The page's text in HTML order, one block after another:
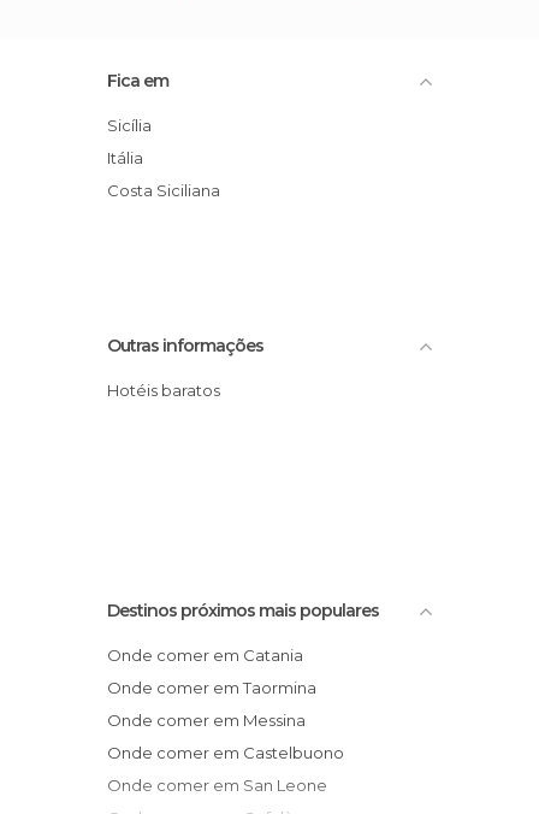
Fica em
Sicília
Itália
Costa Siciliana
Outras informações
Hotéis baratos
Destinos próximos mais populares
Onde comer em Catania
Onde comer em Taormina
Onde comer em Messina
Onde comer em Castelbuono
Onde comer em San Leone